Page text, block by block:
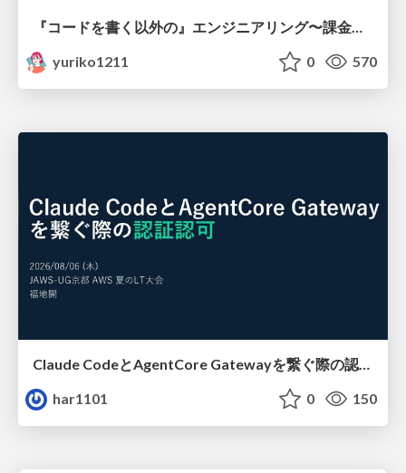
『コードを書く以外の』エンジニアリング〜課金基盤移行プロジェクト推進のためのTips4選
yuriko1211
0 570
Claude CodeとAgentCore Gatewayを繋ぐ際の認証認可 / Authentication and authorization when connecting Claude Code with AgentCore Gateway
har1101
0 150